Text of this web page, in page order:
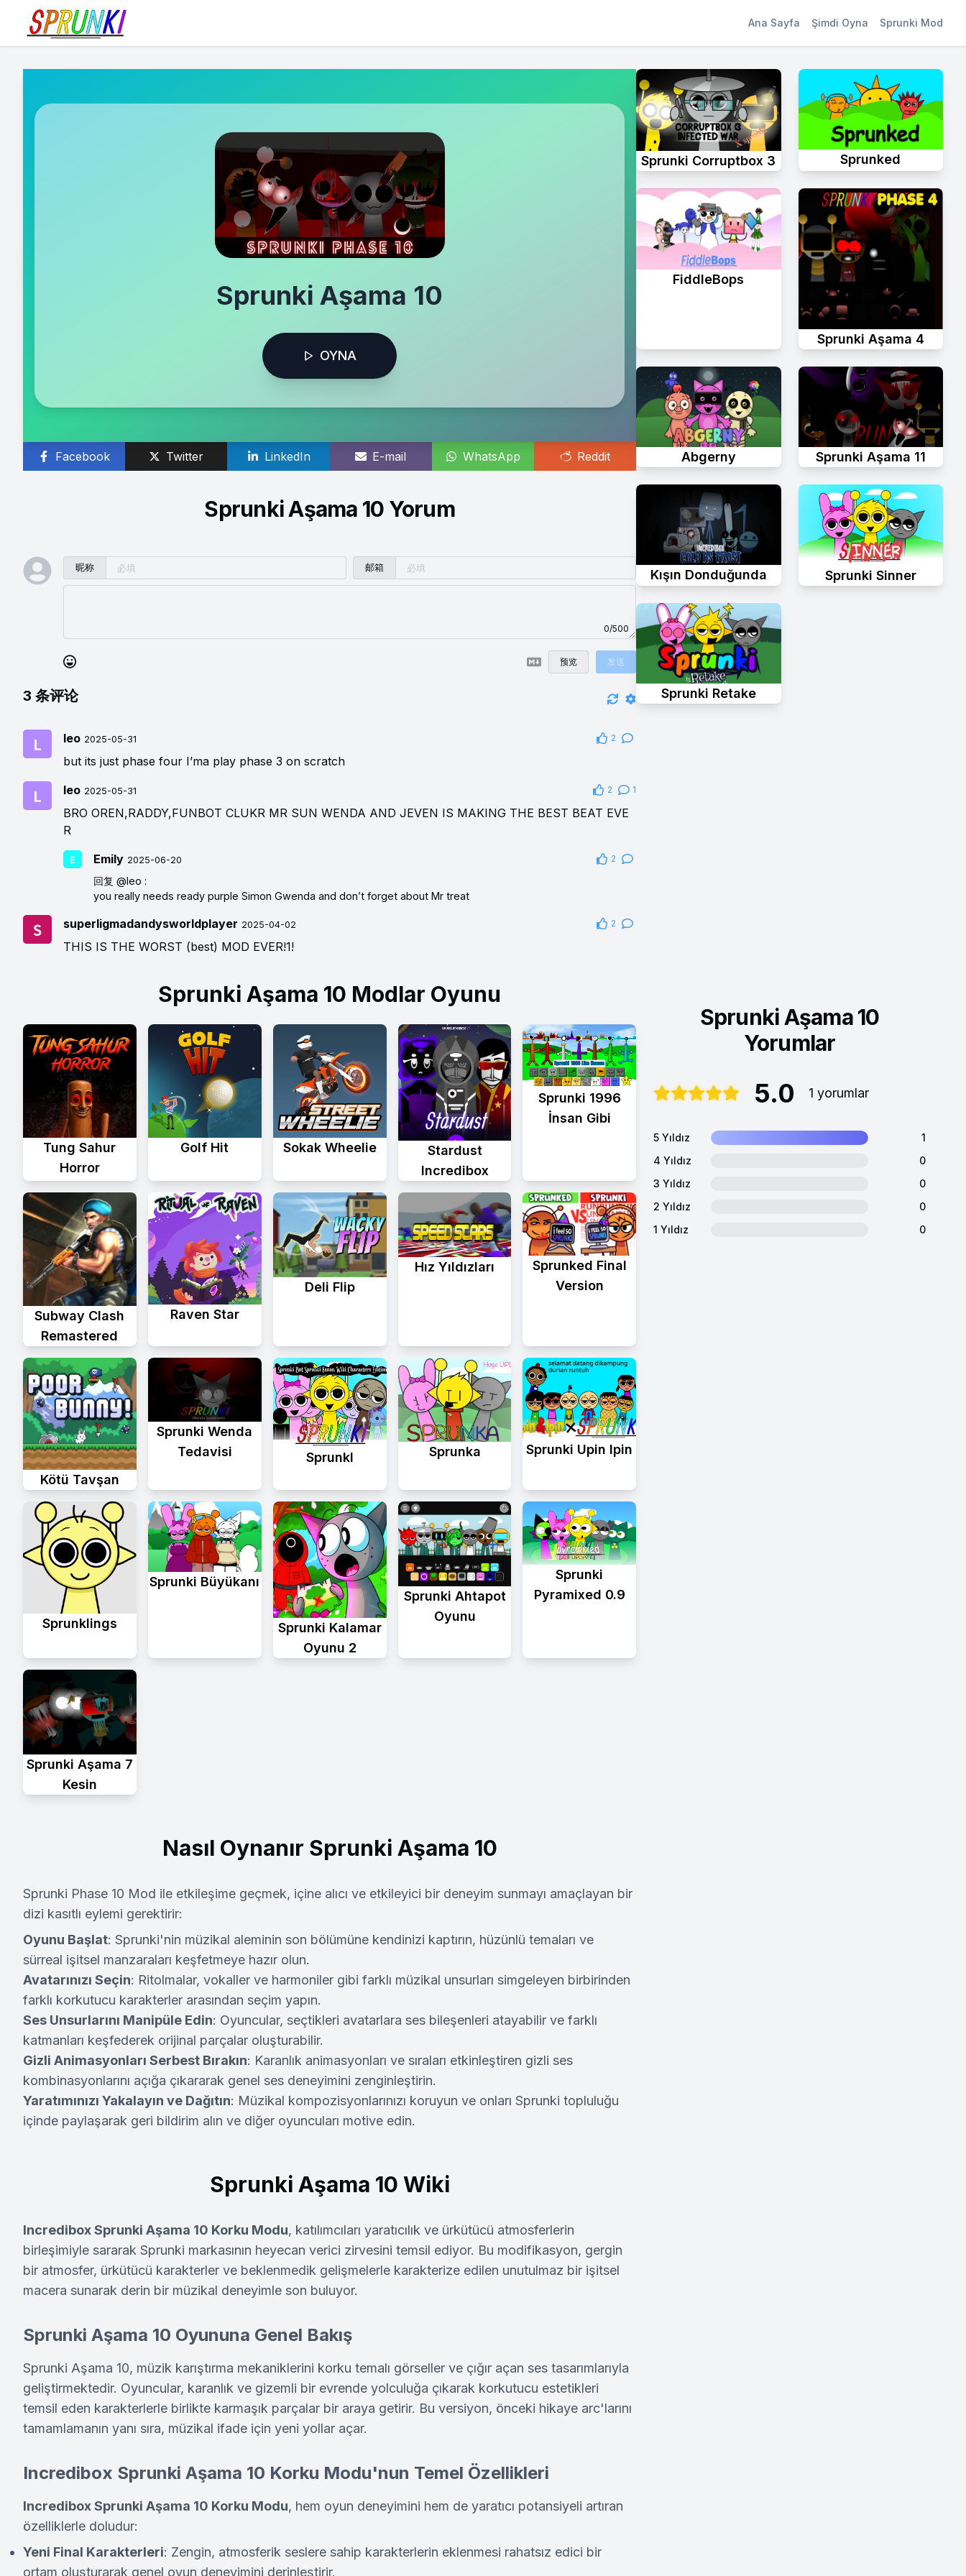
Ana Sayfa Şimdi Oyna Sprunki Mod
Sprunki Aşama 10
OYNA
Facebook Twitter LinkedIn E-mail WhatsApp Reddit
Sprunki Aşama 10 Yorum
昵称 邮箱
0/500
预览 发送
3 条评论
leo 2025-05-31 2
but its just phase four I’ma play phase 3 on scratch
leo 2025-05-31 2 1
BRO OREN,RADDY,FUNBOT CLUKR MR SUN WENDA AND JEVEN IS MAKING THE BEST BEAT EVE
R
Emily 2025-06-20 2
回复 @leo :
you really needs ready purple Simon Gwenda and don’t forget about Mr treat
superligmadandysworldplayer 2025-04-02 2
THIS IS THE WORST (best) MOD EVER!1!
Sprunki Corruptbox 3 Sprunked
FiddleBops
Sprunki Aşama 4
Abgerny Sprunki Aşama 11
Kışın Donduğunda Sprunki Sinner
Sprunki Retake
Sprunki Aşama 10 Modlar Oyunu
Tung Sahur
Horror
Golf Hit Sokak Wheelie
Stardust
Incredibox
Sprunki 1996
İnsan Gibi
Subway Clash
Remastered
Raven Star
Deli Flip
Hız Yıldızları
Sprunked Final
Version
Kötü Tavşan
Sprunki Wenda
Tedavisi
Sprunkl Sprunka Sprunki Upin Ipin
Sprunklings
Sprunki Büyükanı
Sprunki Kalamar
Oyunu 2
Sprunki Ahtapot
Oyunu
Sprunki
Pyramixed 0.9
Sprunki Aşama 7
Kesin
Nasıl Oynanır Sprunki Aşama 10
Sprunki Phase 10 Mod ile etkileşime geçmek, içine alıcı ve etkileyici bir deneyim sunmayı amaçlayan bir
dizi kasıtlı eylemi gerektirir:
Oyunu Başlat: Sprunki'nin müzikal aleminin son bölümüne kendinizi kaptırın, hüzünlü temaları ve
sürreal işitsel manzaraları keşfetmeye hazır olun.
Avatarınızı Seçin: Ritolmalar, vokaller ve harmoniler gibi farklı müzikal unsurları simgeleyen birbirinden
farklı korkutucu karakterler arasından seçim yapın.
Ses Unsurlarını Manipüle Edin: Oyuncular, seçtikleri avatarlara ses bileşenleri atayabilir ve farklı
katmanları keşfederek orijinal parçalar oluşturabilir.
Gizli Animasyonları Serbest Bırakın: Karanlık animasyonları ve sıraları etkinleştiren gizli ses
kombinasyonlarını açığa çıkararak genel ses deneyimini zenginleştirin.
Yaratımınızı Yakalayın ve Dağıtın: Müzikal kompozisyonlarınızı koruyun ve onları Sprunki topluluğu
içinde paylaşarak geri bildirim alın ve diğer oyuncuları motive edin.
Sprunki Aşama 10 Wiki
Incredibox Sprunki Aşama 10 Korku Modu, katılımcıları yaratıcılık ve ürkütücü atmosferlerin
birleşimiyle sararak Sprunki markasının heyecan verici zirvesini temsil ediyor. Bu modifikasyon, gergin
bir atmosfer, ürkütücü karakterler ve beklenmedik gelişmelerle karakterize edilen unutulmaz bir işitsel
macera sunarak derin bir müzikal deneyimle son buluyor.
Sprunki Aşama 10 Oyununa Genel Bakış
Sprunki Aşama 10, müzik karıştırma mekaniklerini korku temalı görseller ve çığır açan ses tasarımlarıyla
geliştirmektedir. Oyuncular, karanlık ve gizemli bir evrende yolculuğa çıkarak korkutucu estetikleri
temsil eden karakterlerle birlikte karmaşık parçalar bir araya getirir. Bu versiyon, önceki hikaye arc'larını
tamamlamanın yanı sıra, müzikal ifade için yeni yollar açar.
Incredibox Sprunki Aşama 10 Korku Modu'nun Temel Özellikleri
Incredibox Sprunki Aşama 10 Korku Modu, hem oyun deneyimini hem de yaratıcı potansiyeli artıran
özelliklerle doludur:
Yeni Final Karakterleri: Zengin, atmosferik seslere sahip karakterlerin eklenmesi rahatsız edici bir
ortam oluşturarak genel oyun deneyimini derinleştirir.
Sprunki Aşama 10
Yorumlar
5.0 1 yorumlar
5 Yıldız
1
4 Yıldız
0
3 Yıldız
0
2 Yıldız
0
1 Yıldız
0